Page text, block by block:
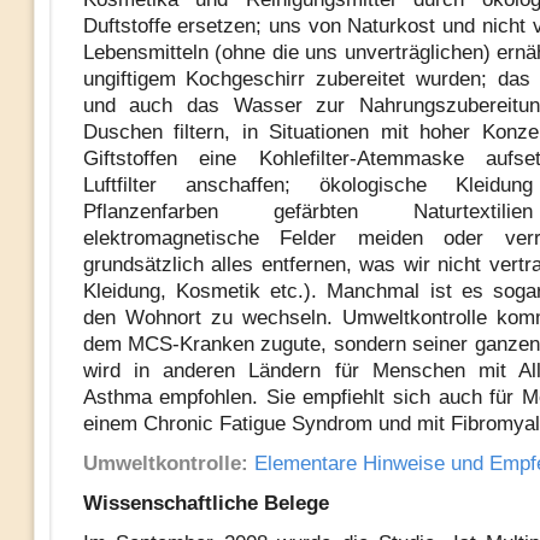
Duftstoffe ersetzen; uns von Naturkost und nicht
Lebensmitteln (ohne die uns unverträglichen)
ungiftigem Kochgeschirr zubereitet wurden; das
und auch das Wasser zur
Duschen filtern, in Situationen mit hoher
Giftstoffen eine Kohlefilter-Atemmaske
Luftfilter anschaffen; ökologische
Pflanzenfarben gefärbten
elektromagnetische Felder meiden oder
grundsätzlich alles entfernen, was wir nicht
Kleidung, Kosmetik etc.). Manchmal ist es
den Wohnort zu wechseln. Umweltkontrolle
dem MCS-Kranken zugute, sondern seiner
wird in anderen Ländern für Menschen mit
Asthma empfohlen. Sie empfiehlt sich auch für
einem Chronic Fatigue Syndrom und mit
Umweltkontrolle: Elementare Hinweise und
Wissenschaftliche Belege